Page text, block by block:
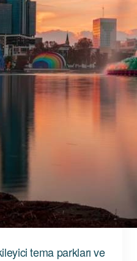
tema parkları ve